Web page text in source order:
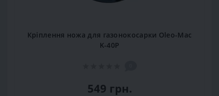
Кріплення ножа для газонокосарки Oleo-Mac
K-40P
549 грн.